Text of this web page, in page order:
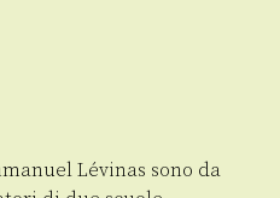
Lévinas sono da